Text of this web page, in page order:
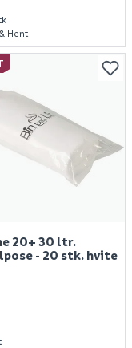
Hent
20+ 30 ltr.
- 20 stk. hvite